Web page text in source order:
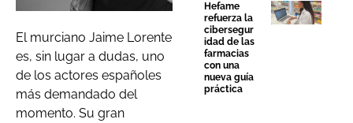
El murciano Jaime Lorente
es, sin lugar a dudas, uno
de los actores españoles
más demandado del
momento. Su gran
Hefame
refuerza la
cibersegur
idad de las
farmacias
con una
nueva guía
práctica